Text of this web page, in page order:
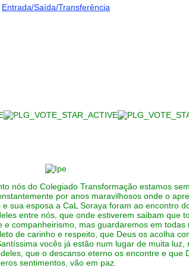
Entrada/Saída/Transferência
nós do Colegiado Transformação estamos
por anos maravilhosos onde o
sua esposa a CaL Soraya foram ao encontro
entre nós, que onde estiverem saibam que
companheirismo, mas guardaremos em
de carinho e respeito, que Deus os acolha
vocês já estão num lugar de muita
que o descanso eterno os encontre e
sentimentos, vão em paz.